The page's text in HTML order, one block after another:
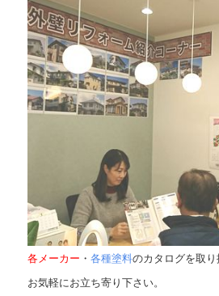
各メーカー ・各種塗料のカタログを取り
お気軽にお立ち寄り下さい。